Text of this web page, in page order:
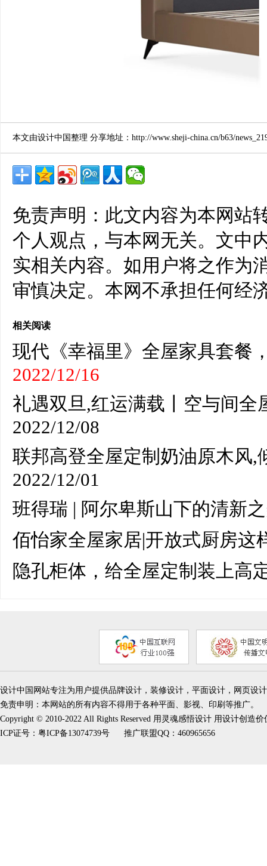
本文由设计中国整理 分享地址：http://www.sheji-china.cn/b63/
免责声明：此文内容为本网站
个人观点，与本网无关。文中
实相关内容。如用户将之作为
审慎决定。本网不承担任何经
相关阅读
现代《幸福里》全屋家具套餐
2022/12/16
礼遇双旦,红运满载丨空与间全
2022/12/08
联邦高登全屋定制奶油原木风,
2022/12/01
班得瑞 | 阿尔卑斯山下的清新
佰怡家全屋家居|开放式厨房这
隐孔柜体，给全屋定制装上高
设计中国网站专注为用户提供品牌设计，装修设计，平面设计，网页设
免责申明：本网站的所有内容不得用于各种平面、影视、印刷等推广。
Copyright © 2010-2022 All Rights Reserved 用灵魂感悟设计 用设计创造
ICP证号： 粤ICP备13074739号 推广联盟QQ：460965656